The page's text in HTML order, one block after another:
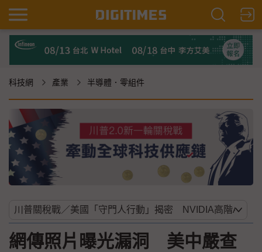
科技網 產業 半導體．零組件
網傳照片曝光漏洞 美中嚴查